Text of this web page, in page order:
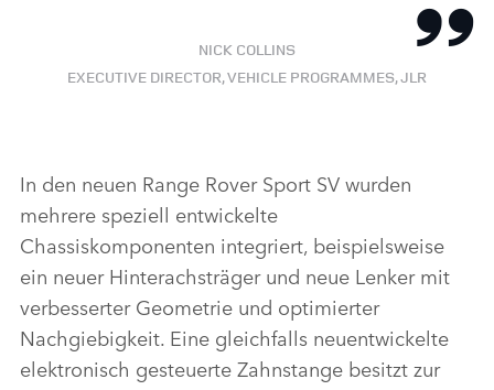
NICK COLLINS
EXECUTIVE DIRECTOR, VEHICLE PROGRAMMES, JLR
In den neuen Range Rover Sport SV wurden
mehrere speziell entwickelte
Chassiskomponenten integriert, beispielsweise
ein neuer Hinterachsträger und neue Lenker mit
verbesserter Geometrie und optimierter
Nachgiebigkeit. Eine gleichfalls neuentwickelte
elektronisch gesteuerte Zahnstange besitzt zur